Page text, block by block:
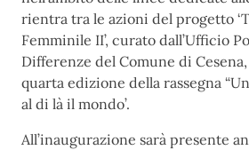
rientra tra le azioni del progetto
Femminile II’, curato dall’Ufficio
Differenze del Comune di
quarta edizione della rassegna
al di là il mondo’.
All’inaugurazione sarà presente